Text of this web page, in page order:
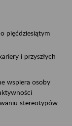
pięćdziesiątym
i przyszłych
wspiera osoby
stereotypów